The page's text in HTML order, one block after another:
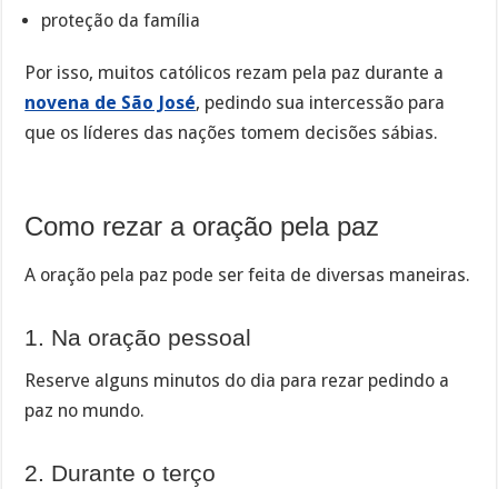
proteção da família
Por isso, muitos católicos rezam pela paz durante a
novena de São José, pedindo sua intercessão para
que os líderes das nações tomem decisões sábias.
Como rezar a oração pela paz
A oração pela paz pode ser feita de diversas maneiras.
1. Na oração pessoal
Reserve alguns minutos do dia para rezar pedindo a
paz no mundo.
2. Durante o terço